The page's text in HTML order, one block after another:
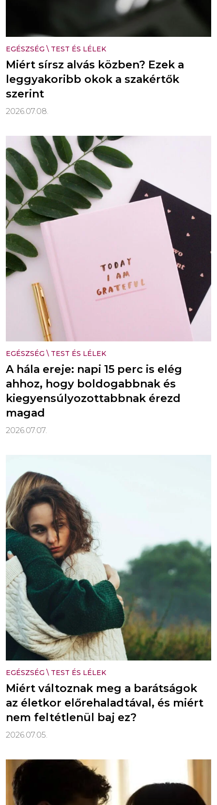
EGÉSZSÉG \ TEST ÉS LÉLEK
Miért sírsz alvás közben? Ezek a
leggyakoribb okok a szakértők
szerint
2026.07.08.
EGÉSZSÉG \ TEST ÉS LÉLEK
A hála ereje: napi 15 perc is elég
ahhoz, hogy boldogabbnak és
kiegyensúlyozottabbnak érezd
magad
2026.07.07.
EGÉSZSÉG \ TEST ÉS LÉLEK
Miért változnak meg a barátságok
az életkor előrehaladtával, és miért
nem feltétlenül baj ez?
2026.07.05.